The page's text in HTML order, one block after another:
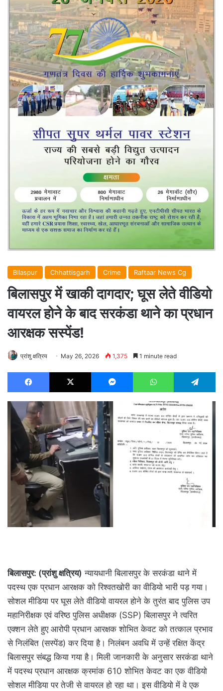
Bilaspur Chhattisgarh Crime Raftaar News Cg
बिलासपुर में खाकी दागदार; घूस लेते वीडियो
वायरल होने के बाद सरकंडा थाने का प्रधान
आरक्षक सस्पेंड!
प्रांशु क्षत्रिय May 26, 2026 1,375 1 minute read
Facebook X MessengerWhatsApp
बिलासपुर: (प्रांशु क्षत्रिय) न्यायधानी बिलासपुर के सरकंडा थाने में
पदस्थ एक प्रधान आरक्षक को रिश्वतखोरी का वीडियो भारी पड़ गया।
सोशल मीडिया पर घूस लेते वीडियो वायरल होने के तुरंत बाद पुलिस उप
महानिरीक्षक एवं वरिष्ठ पुलिस अधीक्षक (SSP) बिलासपुर ने त्वरित
एक्शन लेते हुए आरोपी प्रधान आरक्षक शोभित केवट को तत्काल प्रभाव
से निलंबित (सस्पेंड) कर दिया है। निलंबन अवधि में उन्हें रक्षित केंद्र
बिलासपुर संबद्ध किया गया है। मिली जानकारी के अनुसार सरकंडा थाने
में पदस्थ प्रधान आरक्षक क्रमांक 610 शोभित केवट का एक वीडियो
सोशल मीडिया पर तेजी से वायरल हो रहा था। इस वीडियो में वे एक